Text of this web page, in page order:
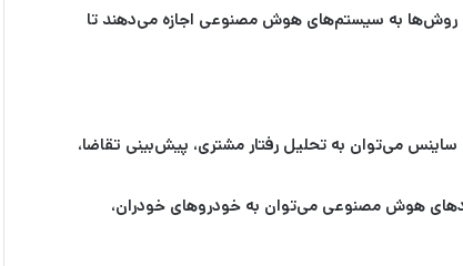
روش‌ها به سیستم‌های هوش مصنوعی اجازه می‌دهند تا
ساینس می‌توان به تحلیل رفتار مشتری، پیش‌بینی تقاضا،
هوش مصنوعی می‌توان به خودروهای خودران،